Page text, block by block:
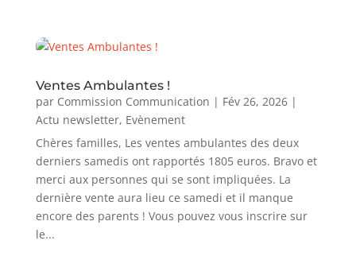
Ventes Ambulantes !
par Commission Communication | Fév 26, 2026|
Actu newsletter, Evènement
Chères familles, Les ventes ambulantes des deux
derniers samedis ont rapportés 1805 euros. Bravo et
merci aux personnes qui se sont impliquées. La
dernière vente aura lieu ce samedi et il manque
encore des parents ! Vous pouvez vous inscrire sur
le...